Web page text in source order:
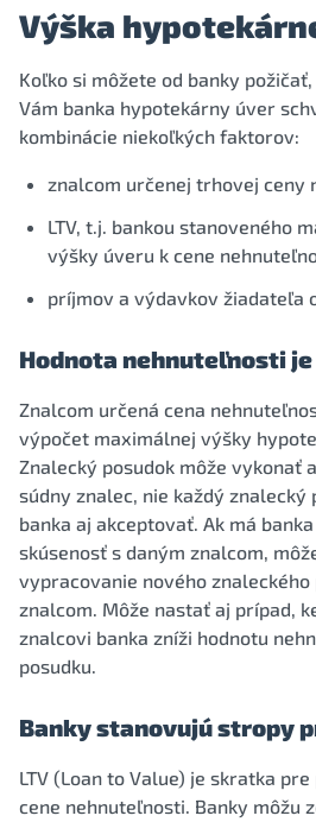
Výška
Koľko si môžete od banky
Vám banka hypotekárny úver
kombinácie niekoľkých faktorov:
znalcom určenej trhovej ceny
LTV, t.j. bankou stanoveného
výšky úveru k cene
príjmov a výdavkov žiadateľa
Hodnota nehnuteľnosti
Znalcom určená cena
výpočet maximálnej výšky
Znalecký posudok môže vykonať
súdny znalec, nie každý znalecký
banka aj akceptovať. Ak má
skúsenosť s daným znalcom,
vypracovanie nového znaleckého
znalcom. Môže nastať aj prípad,
znalcovi banka zníži hodnotu
posudku.
Banky stanovujú stropy
LTV (Loan to Value) je skratka
cene nehnuteľnosti. Banky môžu